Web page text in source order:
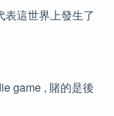
表這世界上發生了
game , 賭的是後